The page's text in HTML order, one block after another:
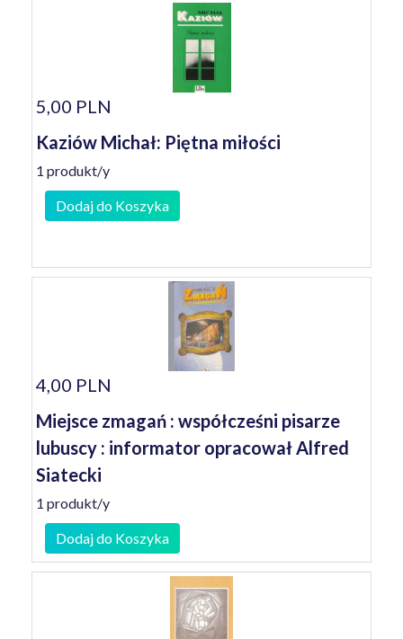
5,00 PLN
Kaziów Michał: Piętna miłości
1 produkt/y
Dodaj do Koszyka
4,00 PLN
Miejsce zmagań : współcześni pisarze
lubuscy : informator opracował Alfred
Siatecki
1 produkt/y
Dodaj do Koszyka